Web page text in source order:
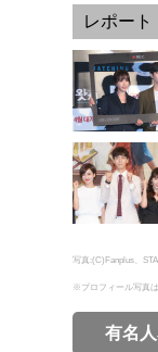
レポート
写真:(C)Fanplus、
※プロフィール写真
有名